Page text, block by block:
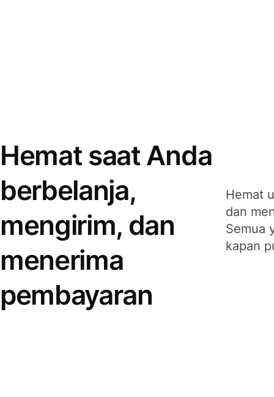
Hemat saat Anda
berbelanja,
mengirim, dan
menerima
pembayaran
Hemat
dan
Semua
kapan